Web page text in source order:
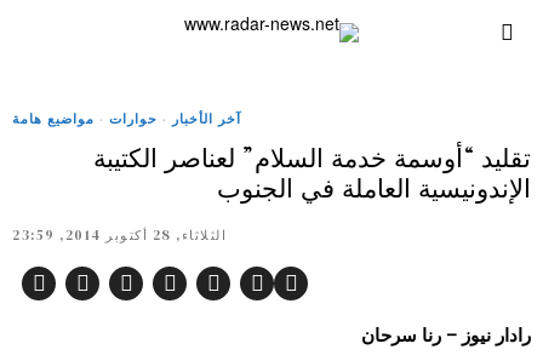
آخر الأخبار · حوارات · مواضيع هامة
تقليد “أوسمة خدمة السلام” لعناصر الكتيبة
الإندونيسية العاملة في الجنوب
الثلاثاء, 28 أكتوبر 2014, 23:59
رادار نيوز – رنا سرحان